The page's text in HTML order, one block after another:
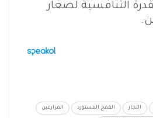
التنافسية لصغار
التجار القمح المستورد المزارعين